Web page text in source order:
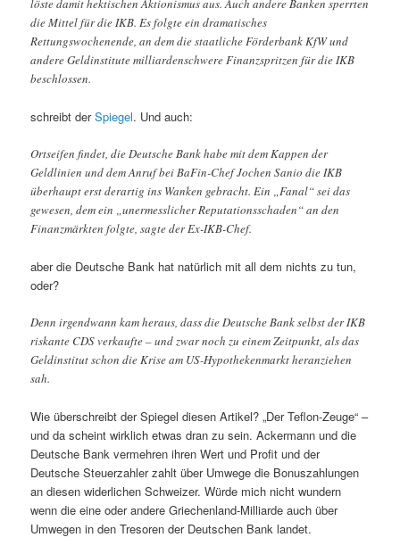
löste damit hektischen Aktionismus aus. Auch andere Banken sperrten
die Mittel für die IKB. Es folgte ein dramatisches
Rettungswochenende, an dem die staatliche Förderbank KfW und
andere Geldinstitute milliardenschwere Finanzspritzen für die IKB
beschlossen.
schreibt derSpiegel. Und auch:
Ortseifen findet, die Deutsche Bank habe mit dem Kappen der
Geldlinien und dem Anruf bei BaFin-Chef Jochen Sanio die IKB
überhaupt erst derartig ins Wanken gebracht. Ein „Fanal“ sei das
gewesen, dem ein „unermesslicher Reputationsschaden“ an den
Finanzmärkten folgte, sagte der Ex-IKB-Chef.
aber die Deutsche Bank hat natürlich mit all dem nichts zu tun,
oder?
Denn irgendwann kam heraus, dass die Deutsche Bank selbst der IKB
riskante CDS verkaufte – und zwar noch zu einem Zeitpunkt, als das
Geldinstitut schon die Krise am US-Hypothekenmarkt heranziehen
sah.
Wie überschreibt der Spiegel diesen Artikel? „Der Teflon-Zeuge“ –
und da scheint wirklich etwas dran zu sein. Ackermann und die
Deutsche Bank vermehren ihren Wert und Profit und der
Deutsche Steuerzahler zahlt über Umwege die Bonuszahlungen
an diesen widerlichen Schweizer. Würde mich nicht wundern
wenn die eine oder andere Griechenland-Milliarde auch über
Umwegen in den Tresoren der Deutschen Bank landet.